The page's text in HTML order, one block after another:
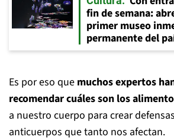
fin de semana:
primer museo
permanente del
Es por eso que muchos expertos
recomendar cuáles son los
a nuestro cuerpo para crear
anticuerpos que tanto nos afectan.